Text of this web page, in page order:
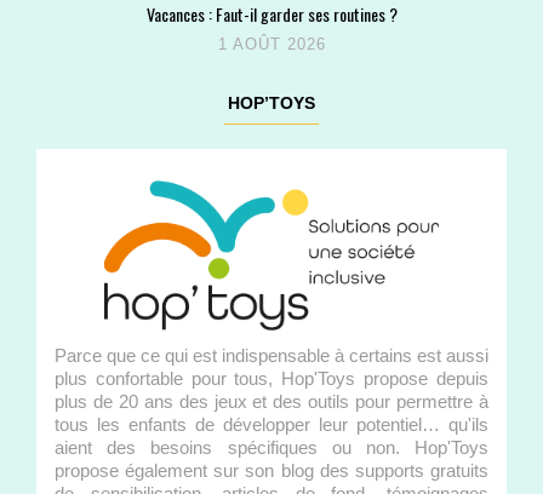
Vacances : Faut-il garder ses routines ?
1 AOÛT 2026
HOP’TOYS
Parce que ce qui est indispensable à certains est aussi
plus confortable pour tous, Hop'Toys propose depuis
plus de 20 ans des jeux et des outils pour permettre à
tous les enfants de développer leur potentiel… qu'ils
aient des besoins spécifiques ou non. Hop'Toys
propose également sur son blog des supports gratuits